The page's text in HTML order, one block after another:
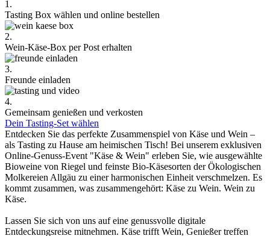
1.
Tasting Box wählen und online bestellen
2.
Wein-Käse-Box per Post erhalten
3.
Freunde einladen
4.
Gemeinsam genießen und verkosten
Dein Tasting-Set wählen
Entdecken Sie das perfekte Zusammenspiel von Käse und Wein –
als Tasting zu Hause am heimischen Tisch! Bei unserem exklusiven
Online-Genuss-Event "Käse & Wein" erleben Sie, wie ausgewählte
Bioweine von Riegel und feinste Bio-Käsesorten der Ökologischen
Molkereien Allgäu zu einer harmonischen Einheit verschmelzen. Es
kommt zusammen, was zusammengehört: Käse zu Wein. Wein zu
Käse.
Lassen Sie sich von uns auf eine genussvolle digitale
Entdeckungsreise mitnehmen. Käse trifft Wein, Genießer treffen